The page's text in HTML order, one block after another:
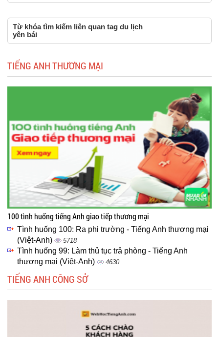
Từ khóa tìm kiếm liên quan tag du lịch
yên bái
TIẾNG ANH THƯƠNG MẠI
100 tình huống tiếng Anh giao tiếp thương mại
Tình huống 100: Ra phi trường - Tiếng Anh thương mại
(Việt-Anh)
5718
Tình huống 99: Làm thủ tục trả phòng - Tiếng Anh
thương mại (Việt-Anh)
4630
TIẾNG ANH CÔNG SỞ